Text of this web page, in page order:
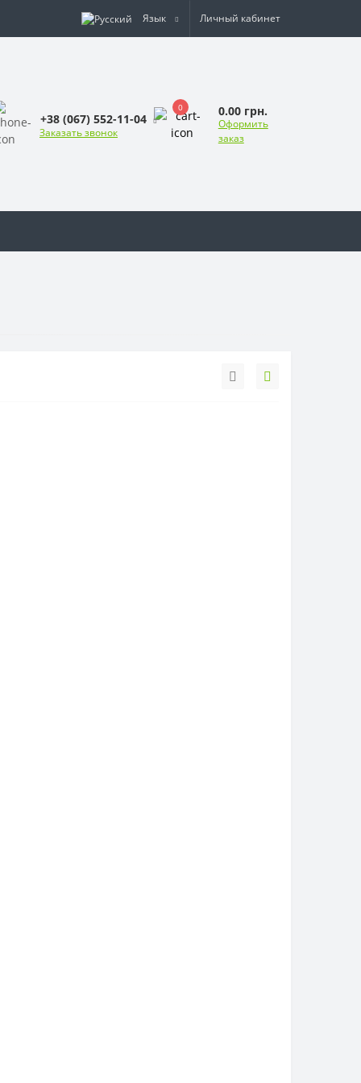
Язык Личный кабинет
+38 (067) 552-11-04
Заказать звонок
0 0.00 грн.
Оформить
заказ